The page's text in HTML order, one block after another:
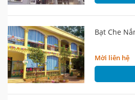
Bạt Che
Mời liên hệ